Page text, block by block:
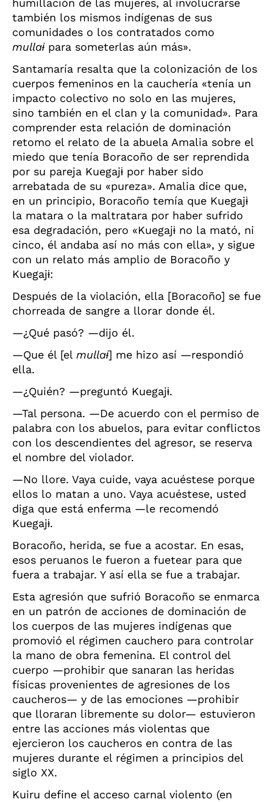
humillación de las mujeres, al involucrarse
también los mismos indígenas de sus
comunidades o los contratados como
mullaɨpara someterlas aún más».
Santamaría resalta que la colonización de los
cuerpos femeninos en la cauchería «tenía un
impacto colectivo no solo en las mujeres,
sino también en el clan y la comunidad». Para
comprender esta relación de dominación
retomo el relato de la abuela Amalia sobre el
miedo que tenía Boracoño de ser reprendida
por su pareja Kuegajɨ por haber sido
arrebatada de su «pureza». Amalia dice que,
en un principio, Boracoño temía que Kuegajɨ
la matara o la maltratara por haber sufrido
esa degradación, pero «Kuegajɨ no la mató, ni
cinco, él andaba así no más con ella», y sigue
con un relato más amplio de Boracoño y
Kuegajɨ:
Después de la violación, ella [Boracoño] se fue
chorreada de sangre a llorar donde él.
—¿Qué pasó? —dijo él.
—Que él [el mullaɨ] me hizo así —respondió
ella.
—¿Quién? —preguntó Kuegajɨ.
—Tal persona. —De acuerdo con el permiso de
palabra con los abuelos, para evitar conflictos
con los descendientes del agresor, se reserva
el nombre del violador.
—No llore. Vaya cuide, vaya acuéstese porque
ellos lo matan a uno. Vaya acuéstese, usted
diga que está enferma —le recomendó
Kuegajɨ.
Boracoño, herida, se fue a acostar. En esas,
esos peruanos le fueron a fuetear para que
fuera a trabajar. Y así ella se fue a trabajar.
Esta agresión que sufrió Boracoño se enmarca
en un patrón de acciones de dominación de
los cuerpos de las mujeres indígenas que
promovió el régimen cauchero para controlar
la mano de obra femenina. El control del
cuerpo —prohibir que sanaran las heridas
físicas provenientes de agresiones de los
caucheros— y de las emociones —prohibir
que lloraran libremente su dolor— estuvieron
entre las acciones más violentas que
ejercieron los caucheros en contra de las
mujeres durante el régimen a principios del
siglo XX.
Kuiru define el acceso carnal violento (en